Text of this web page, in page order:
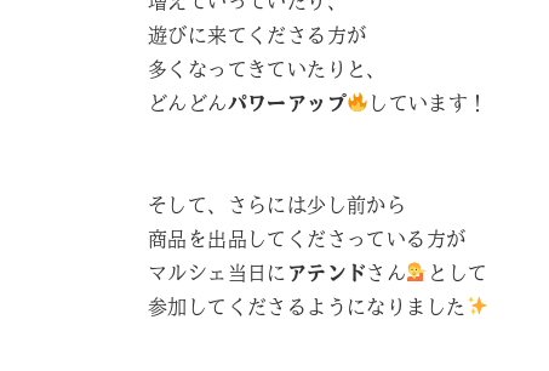
遊びに来てくださる方が
多くなってきていたりと、
どんどんパワーアップ しています！
そして、さらには少し前から
商品を出品してくださっている方が
マルシェ当日に アテンドさん
として
参加してくださるようになりました